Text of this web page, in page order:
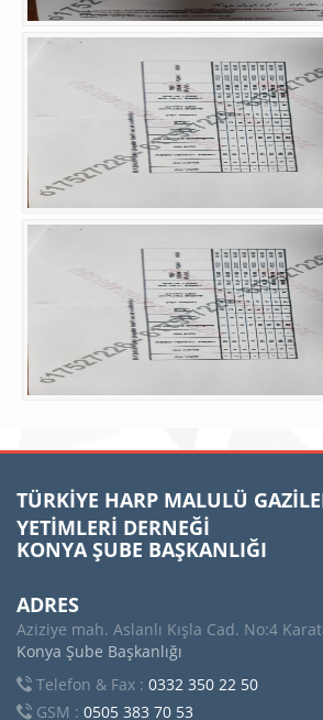
TÜRKİYE HARP MALULÜ
YETİMLERİ DERNEĞİ
KONYA ŞUBE BAŞKANLIĞI
ADRES
Aziziye mah. Aslanlı Kışla Cad. No:4
Konya Şube Başkanlığı
Telefon & Fax : 0332 350 22 50
GSM : 0505 383 70 53